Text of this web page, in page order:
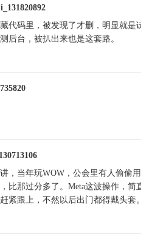
代码里，被发现了才删，明显就
后台，被扒出来也是这套路。
，当年玩WOW，公会里有人偷偷
比那过分多了。Meta这波操作，简
紧跟上，不然以后出门都得戴头套。